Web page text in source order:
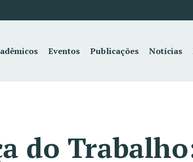
Eventos Publicações Notícias
do